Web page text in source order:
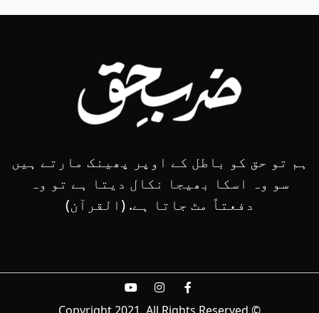
ہم تو حق کو باطل کے اوپر پھینک مارتے ہیں
سو وہ اسکا بھیجا نکال دیتا ہے تو وہ
دفعتاً مٹ جاتا ہے. (القرآن)